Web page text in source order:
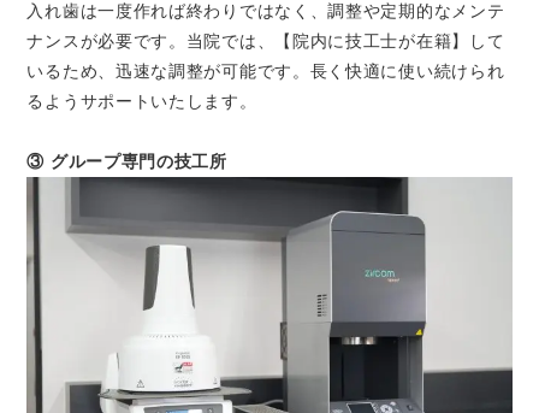
入れ歯は一度作れば終わりではなく、調整や定期的なメンテ
ナンスが必要です。当院では、【院内に技工士が在籍】して
いるため、迅速な調整が可能です。長く快適に使い続けられ
るようサポートいたします。
③ グループ専門の技工所